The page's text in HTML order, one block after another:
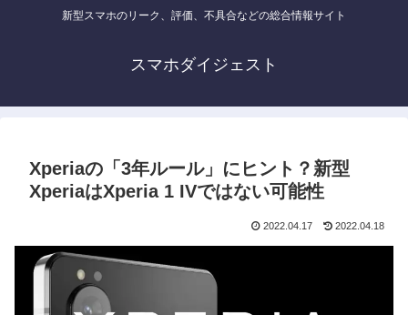
新型スマホのリーク、評価、不具合などの総合情報サイト
スマホダイジェスト
Xperiaの「3年ルール」にヒント？新型
XperiaはXperia 1 IVではない可能性
2022.04.17 2022.04.18